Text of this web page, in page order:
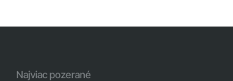
Najviac pozerané